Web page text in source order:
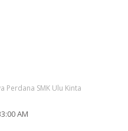
Perdana SMK Ulu Kinta
AM